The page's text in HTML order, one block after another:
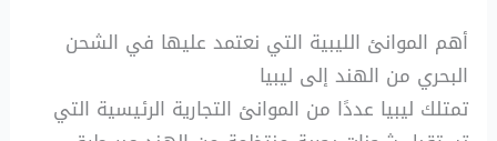
أهم الموانئ الليبية التي نعتمد عليها في الشحن
البحري من الهند إلى ليبيا
تمتلك ليبيا عددًا من الموانئ التجارية الرئيسية التي